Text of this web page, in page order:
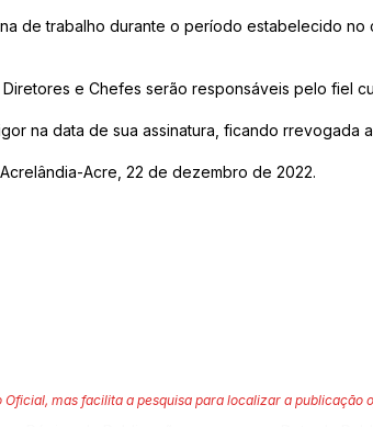
de trabalho durante o período estabelecido no
Diretores e Chefes serão responsáveis pelo fiel
na data de sua assinatura, ficando rrevogada
Acre, 22 de dezembro de 2022.
mas facilita a pesquisa para localizar a publicação